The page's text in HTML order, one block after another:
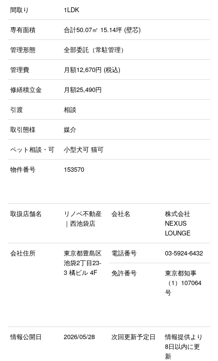
間取り 1LDK
専有面積 合計50.07㎡ 15.14坪 (壁芯)
管理形態 全部委託（常駐管理）
管理費 月額12,670円 (税込)
修繕積立金 月額25,490円
引渡 相談
取引態様 媒介
ペット相談・可 小型犬可 猫可
物件番号 153570
取扱店舗名
リノベ不動産
｜西池袋店
会社名
株式会社
NEXUS
LOUNGE
会社住所
東京都豊島区
池袋2丁目23-
3 橘ビル 4F
電話番号 03-5924-6432
免許番号
東京都知事
（1）107064
号
情報公開日 2026/05/28 次回更新予定日
情報提供より
8日以内に更
新